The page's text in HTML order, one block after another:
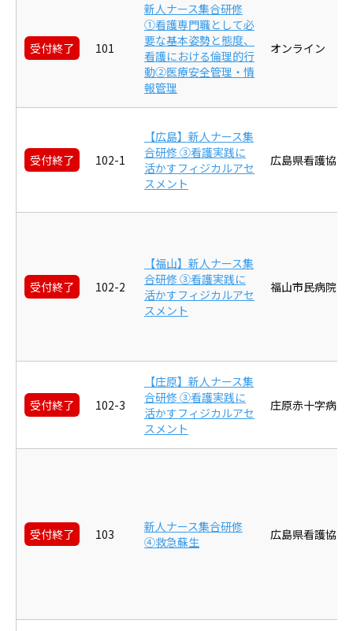
受付終了 101
新人ナース集合研修
①看護専門職として必
要な基本姿勢と態度、
看護における倫理的行
動②医療安全管理・情
報管理
オンライン
受付終了 102-1
【広島】新人ナース集
合研修 ③看護実践に
活かすフィジカルアセ
スメント
広島県看護協会
受付終了 102-2
【福山】新人ナース集
合研修 ③看護実践に
活かすフィジカルアセ
スメント
福山市民病院
受付終了 102-3
【庄原】新人ナース集
合研修 ③看護実践に
活かすフィジカルアセ
スメント
庄原赤十字病院
受付終了 103
新人ナース集合研修
④救急蘇生
広島県看護協会